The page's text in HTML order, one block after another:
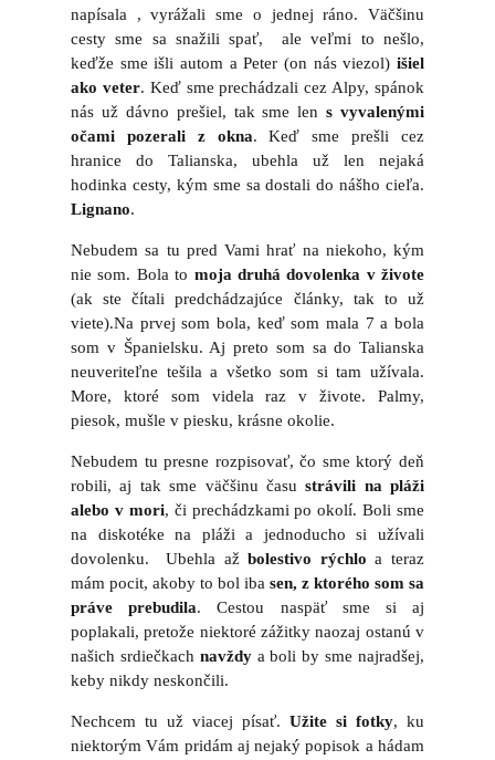
napísala , vyrážali sme o jednej ráno. Väčšinu
cesty sme sa snažili spať, ale veľmi to nešlo,
keďže sme išli autom a Peter (on nás viezol) išiel
ako veter. Keď sme prechádzali cez Alpy, spánok
nás už dávno prešiel, tak sme lens vyvalenými
očami pozerali z okna. Keď sme prešli cez
hranice do Talianska, ubehla už len nejaká
hodinka cesty, kým sme sa dostali do nášho cieľa.
Lignano.
Nebudem sa tu pred Vami hrať na niekoho, kým
nie som. Bola to moja druhá dovolenka v živote
(ak ste čítali predchádzajúce články, tak to už
viete).Na prvej som bola, keď som mala 7 a bola
som v Španielsku. Aj preto som sa do Talianska
neuveriteľne tešila a všetko som si tam užívala.
More, ktoré som videla raz v živote. Palmy,
piesok, mušle v piesku, krásne okolie.
Nebudem tu presne rozpisovať, čo sme ktorý deň
robili, aj tak sme väčšinu časustrávili na pláži
alebo v mori, či prechádzkami po okolí. Boli sme
na diskotéke na pláži a jednoducho si užívali
dovolenku. Ubehla ažbolestivo rýchloa teraz
mám pocit, akoby to bol iba sen, z ktorého som sa
práve prebudila. Cestou naspäť sme si aj
poplakali, pretože niektoré zážitky naozaj ostanú v
našich srdiečkach navždya boli by sme najradšej,
keby nikdy neskončili.
Nechcem tu už viacej písať. Užite si fotky, ku
niektorým Vám pridám aj nejaký popisok a hádam